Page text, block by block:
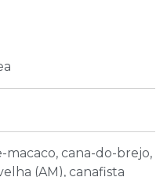
macaco, cana-do-brejo,
(AM), canafista